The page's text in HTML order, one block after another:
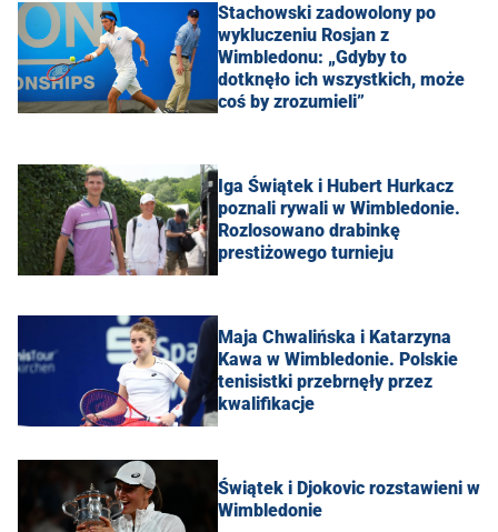
Stachowski zadowolony po
wykluczeniu Rosjan z
Wimbledonu: „Gdyby to
dotknęło ich wszystkich, może
coś by zrozumieli”
Iga Świątek i Hubert Hurkacz
poznali rywali w Wimbledonie.
Rozlosowano drabinkę
prestiżowego turnieju
Maja Chwalińska i Katarzyna
Kawa w Wimbledonie. Polskie
tenisistki przebrnęły przez
kwalifikacje
Świątek i Djokovic rozstawieni w
Wimbledonie